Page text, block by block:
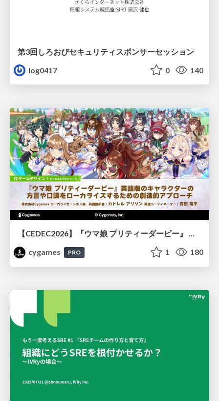
第3回しろおびセキュリティスポンサーセッション
log0417
0 140
【CEDEC2026】『ウマ娘 プリティーダービー』 英語版のキャラクターの方言や口調をローカライズするための創造的アプローチ
cygames
PRO 1 180